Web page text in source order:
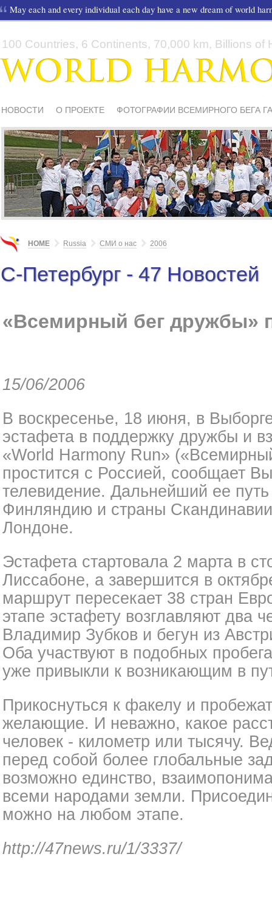
May each and every individual each day have a new dream of world
100 Countries, 6 Continents, 70,000 km, Billions of
НОВОСТИ О ПРОЕКТЕ
ФОТОГРАФИИ ВСЕМИРНОГО БЕГА
СМИ О НАС
ШКОЛЫ И ДЕТИ МАТЕРИАЛЫ ПИСЬМА
HOME Russia СМИ о нас 2006
С-Петербург - 47 Новостей
«Всемирный бег дружбы»
15/06/2006
В воскресенье, 18 июня, в
эстафета в поддержку дружбы и
«World Harmony Run»
простится с Россией, сообщает
телевидение. Дальнейший ее путь
Финляндию и страны
Лондоне.
Эстафета стартовала 2 марта в
Лиссабоне, а завершится в
маршрут пересекает 38 стран
этапе эстафету возглавляют два
Владимир Зубков и бегун из
Оба участвуют в подобных
уже привыкли к возникающим в
Прикоснуться к факелу и
желающие. И неважно, какое
человек - километр или тысячу.
перед собой более глобальные
возможно единство,
всеми народами земли.
можно на любом этапе.
http://47news.ru/1/3337/